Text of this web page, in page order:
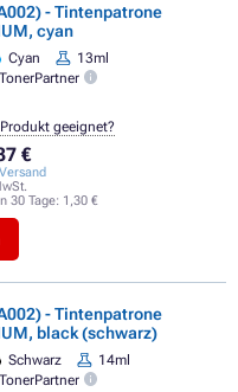
- Tintenpatrone
cyan
Cyan
13ml
TonerPartner
€
Versand
30 Tage: 1,30 €
geeignet?
- Tintenpatrone
black (schwarz)
Schwarz
14ml
TonerPartner